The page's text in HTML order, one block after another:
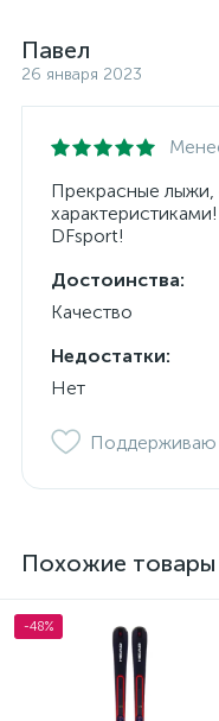
Павел
26 января 2023
Прекрасные лыжи,
DFsport!
Достоинства:
Качество
Недостатки:
Нет
Поддерживаю
Похожие товары
-48%